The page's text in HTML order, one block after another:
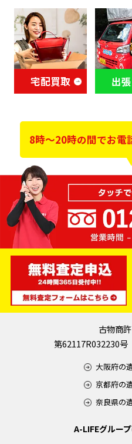
宅配買取 出
8時～20時の間でお電
古物商
第62117R032230
大阪府の
京都府の
奈良県の
A-LIFEグルー